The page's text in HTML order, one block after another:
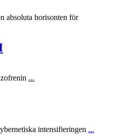
absoluta horisonten för
...
intensifieringen ...